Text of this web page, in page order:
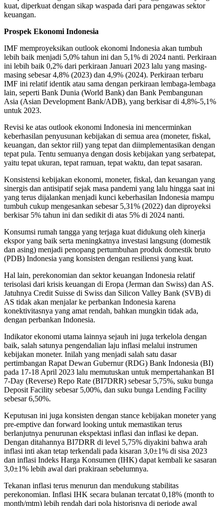
kuat, diperkuat dengan sikap waspada dari para pengawas sektor
keuangan.
Prospek Ekonomi Indonesia
IMF memproyeksikan outlook ekonomi Indonesia akan tumbuh
lebih baik menjadi 5,0% tahun ini dan 5,1% di 2024 nanti. Perkiraan
ini lebih baik 0,2% dari perkiraan Januari 2023 lalu yang masing-
masing sebesar 4,8% (2023) dan 4,9% (2024). Perkiraan terbaru
IMF ini relatif identik atau sama dengan perkiraan lembaga-lembaga
lain, seperti Bank Dunia (World Bank) dan Bank Pembangunan
Asia (Asian Development Bank/ADB), yang berkisar di 4,8%-5,1%
untuk 2023.
Revisi ke atas outlook ekonomi Indonesia ini mencerminkan
keberhasilan penyusunan kebijakan di semua area (moneter, fiskal,
keuangan, dan sektor riil) yang tepat dan diimplementasikan dengan
tepat pula. Tentu semuanya dengan dosis kebijakan yang serbatepat,
yaitu tepat ukuran, tepat ramuan, tepat waktu, dan tepat sasaran.
Konsistensi kebijakan ekonomi, moneter, fiskal, dan keuangan yang
sinergis dan antisipatif sejak masa pandemi yang lalu hingga saat ini
yang terus dijalankan menjadi kunci keberhasilan Indonesia mampu
tumbuh cukup mengesankan sebesar 5,31% (2022) dan diproyeksi
berkisar 5% tahun ini dan sedikit di atas 5% di 2024 nanti.
Konsumsi rumah tangga yang terjaga kuat didukung oleh kinerja
ekspor yang baik serta meningkatnya investasi langsung (domestik
dan asing) menjadi penopang pertumbuhan produk domestik bruto
(PDB) Indonesia yang konsisten dengan resiliensi yang kuat.
Hal lain, perekonomian dan sektor keuangan Indonesia relatif
terisolasi dari krisis keuangan di Eropa (Jerman dan Swiss) dan AS.
Jatuhnya Credit Suisse di Swiss dan Silicon Valley Bank (SVB) di
AS tidak akan menjalar ke perbankan Indonesia karena
konektivitasnya yang amat rendah, bahkan mungkin tidak ada,
dengan perbankan Indonesia.
Indikator ekonomi utama lainnya sejauh ini juga terkelola dengan
baik, salah satunya pengendalian laju inflasi melalui instrumen
kebijakan moneter. Inilah yang menjadi salah satu dasar
pertimbangan Rapat Dewan Gubernur (RDG) Bank Indonesia (BI)
pada 17-18 April 2023 lalu memutuskan untuk mempertahankan BI
7-Day (Reverse) Repo Rate (BI7DRR) sebesar 5,75%, suku bunga
Deposit Facility sebesar 5,00%, dan suku bunga Lending Facility
sebesar 6,50%.
Keputusan ini juga konsisten dengan stance kebijakan moneter yang
pre-emptive dan forward looking untuk memastikan terus
berlanjutnya penurunan ekspektasi inflasi dan inflasi ke depan.
Dengan ditahannya BI7DRR di level 5,75% diyakini bahwa arah
inflasi inti akan tetap terkendali pada kisaran 3,0±1% di sisa 2023
dan inflasi Indeks Harga Konsumen (IHK) dapat kembali ke sasaran
3,0±1% lebih awal dari prakiraan sebelumnya.
Tekanan inflasi terus menurun dan mendukung stabilitas
perekonomian. Inflasi IHK secara bulanan tercatat 0,18% (month to
month/mtm) lebih rendah dari pola historisnya di periode awal